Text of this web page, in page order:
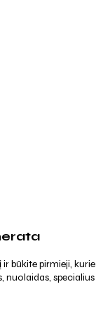
būkite pirmieji, kurie
nuolaidas, specialius